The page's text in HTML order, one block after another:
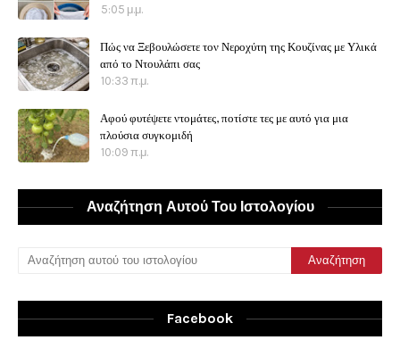
5:05 μ.μ.
Πώς να Ξεβουλώσετε τον Νεροχύτη της Κουζίνας με Υλικά
από το Ντουλάπι σας
10:33 π.μ.
Αφού φυτέψετε ντομάτες, ποτίστε τες με αυτό για μια
πλούσια συγκομιδή
10:09 π.μ.
Αναζήτηση Αυτού Του Ιστολογίου
Facebook